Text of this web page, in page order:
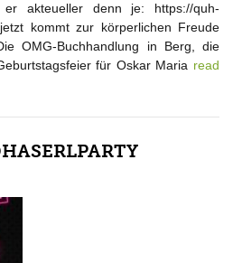
akteueller denn je: https://quh-
kommt zur körperlichen Freude
OMG-Buchhandlung in Berg, die
für Oskar Maria read